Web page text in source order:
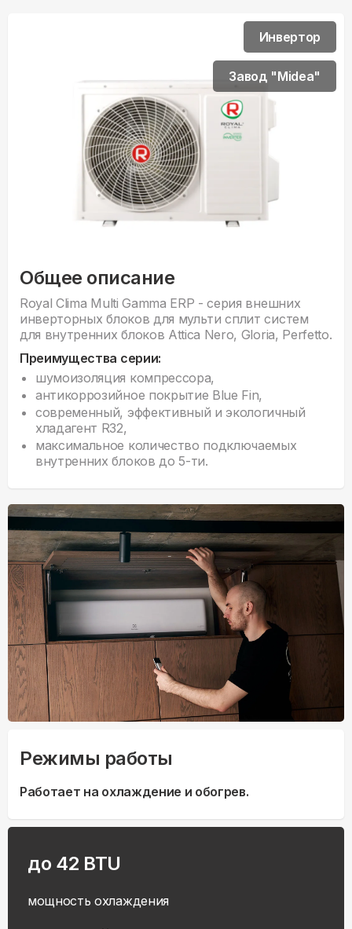
Общее описание
Royal Clima Multi Gamma ERP - серия внешних
инверторных блоков для мульти сплит систем
для внутренних блоков Attica Nero, Gloria, Perfetto.
Преимущества серии:
шумоизоляция компрессора,
антикоррозийное покрытие Blue Fin,
современный, эффективный и экологичный
хладагент R32,
максимальное количество подключаемых
внутренних блоков до 5-ти.
Инвертор
Завод "Midea"
Режимы работы
Работает на охлаждение и обогрев.
до 42 BTU
мощность охлаждения